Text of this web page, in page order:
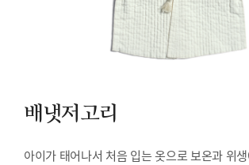
배냇저고리
아이가 태어나서 처음 입는 옷으로 보온과 위